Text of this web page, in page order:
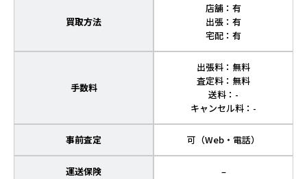
買取方法
店舗：有
出張：有
宅配：有
手数料
出張料：無料
査定料：無料
送料：-
キャンセル料：-
事前査定 可（Web・電話）
運送保険 –